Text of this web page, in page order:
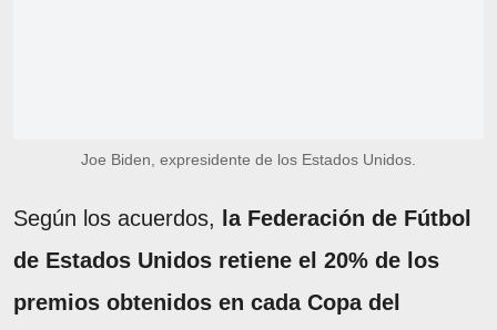
Joe Biden, expresidente de los Estados Unidos.
Según los acuerdos,
la Federación de Fútbol
de Estados Unidos retiene el 20% de los
premios obtenidos en cada Copa del